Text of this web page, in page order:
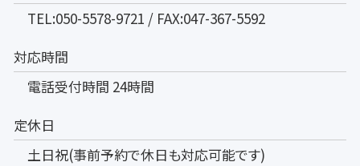
TEL:050-5578-9721 / FAX:047-367-5592
対応時間
電話受付時間 24時間
定休日
土日祝(事前予約で休日も対応可能です)